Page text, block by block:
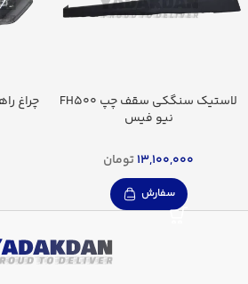
لاستیک سنگکی سقف چپ FH500
نیو فیس
13,100,000تومان
سفارش